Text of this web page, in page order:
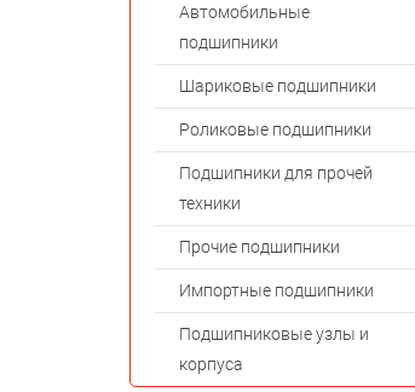
Автомобильные
подшипники
Шариковые подшипники
Роликовые подшипники
Подшипники для прочей
техники
Прочие подшипники
Импортные подшипники
Подшипниковые узлы и
корпуса